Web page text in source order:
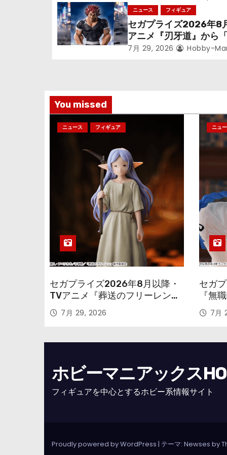
ョ
ン
っっちゃった「フリー
立体化！
ニュース フィギュア
セガプライズ2026年8
アニメ『刃牙道』から
次郎」が登場ッッ!!
7月 29, 2026 Hobby-
You missed
ニュース フィギュア
セガプライズ2026年8月以降・
TVアニメ『葬送のフリーレン』
鉱山で300年働くことになっっ
ちゃった「フリーレン」を立体
7月 29, 2026
ニュ
セガ
『無
本気
のフ
7月
ホビーマニアックス
フィギュアを中心とするホビー系情報サイト
Proudly powered by WordPress | テーマ: Newses by